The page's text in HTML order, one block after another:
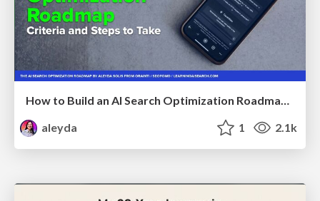
How to Build an AI Search Optimization Roadmap - Criteria and Steps to Take #SEOIRL
aleyda
1 2.1k